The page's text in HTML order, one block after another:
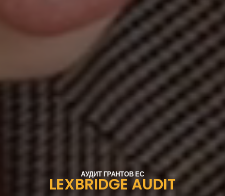
АУДИТ ГРАНТОВ ЕС
LEXBRIDGE AUDIT